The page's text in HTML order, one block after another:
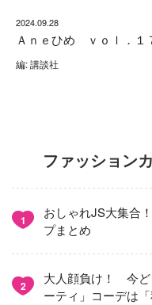
2024.09.28
Ａｎｅひめ ｖｏｌ．１
編: 講談社
ファッション
1
おしゃれJS大集合
プまとめ
2
大人顔負け！ 今ど
ーティ」コーデは